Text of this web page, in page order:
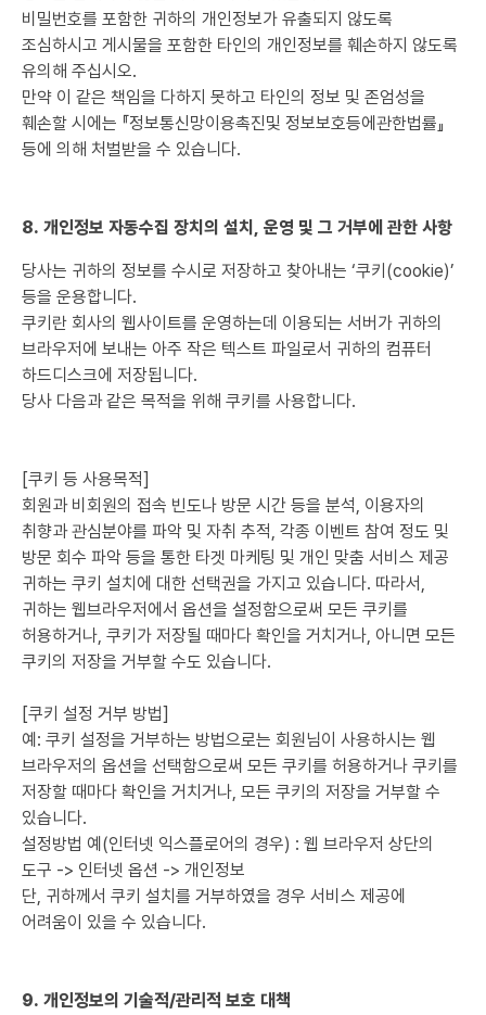
비밀번호를 포함한 귀하의 개인정보가 유출되지 않도록
조심하시고 게시물을 포함한 타인의 개인정보를 훼손하지 않도록
유의해 주십시오.
만약 이 같은 책임을 다하지 못하고 타인의 정보 및 존엄성을
훼손할 시에는 『정보통신망이용촉진및 정보보호등에관한법률』
등에 의해 처벌받을 수 있습니다.
8. 개인정보 자동수집 장치의 설치, 운영 및 그 거부에 관한 사항
당사는 귀하의 정보를 수시로 저장하고 찾아내는 ‘쿠키(cookie)’
등을 운용합니다.
쿠키란 회사의 웹사이트를 운영하는데 이용되는 서버가 귀하의
브라우저에 보내는 아주 작은 텍스트 파일로서 귀하의 컴퓨터
하드디스크에 저장됩니다.
당사 다음과 같은 목적을 위해 쿠키를 사용합니다.
[쿠키 등 사용목적]
회원과 비회원의 접속 빈도나 방문 시간 등을 분석, 이용자의
취향과 관심분야를 파악 및 자취 추적, 각종 이벤트 참여 정도 및
방문 회수 파악 등을 통한 타겟 마케팅 및 개인 맞춤 서비스 제공
귀하는 쿠키 설치에 대한 선택권을 가지고 있습니다. 따라서,
귀하는 웹브라우저에서 옵션을 설정함으로써 모든 쿠키를
허용하거나, 쿠키가 저장될 때마다 확인을 거치거나, 아니면 모든
쿠키의 저장을 거부할 수도 있습니다.
[쿠키 설정 거부 방법]
예: 쿠키 설정을 거부하는 방법으로는 회원님이 사용하시는 웹
브라우저의 옵션을 선택함으로써 모든 쿠키를 허용하거나 쿠키를
저장할 때마다 확인을 거치거나, 모든 쿠키의 저장을 거부할 수
있습니다.
설정방법 예(인터넷 익스플로어의 경우) : 웹 브라우저 상단의
도구 -> 인터넷 옵션 -> 개인정보
단, 귀하께서 쿠키 설치를 거부하였을 경우 서비스 제공에
어려움이 있을 수 있습니다.
9. 개인정보의 기술적/관리적 보호 대책